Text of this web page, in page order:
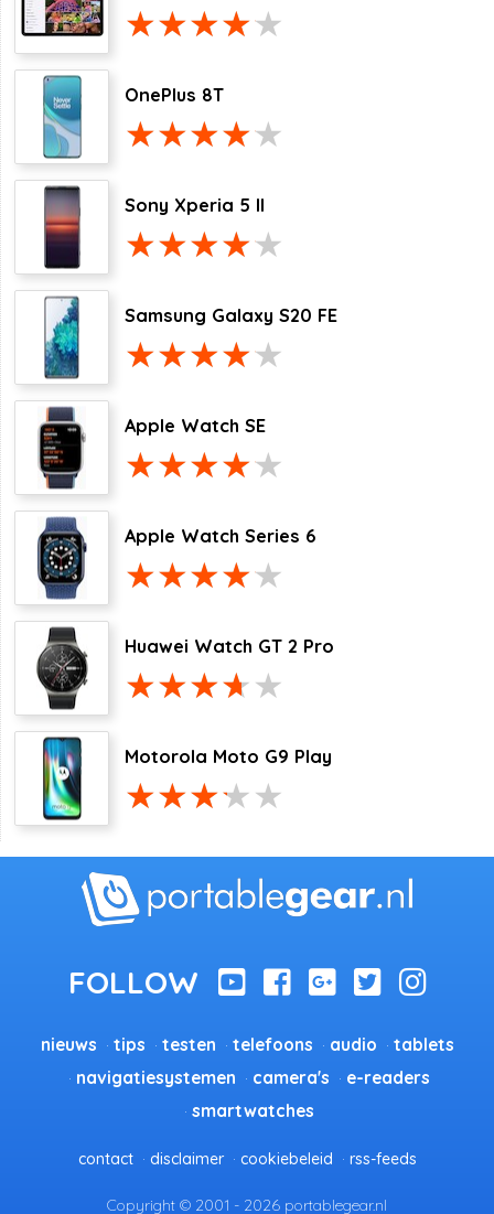
OnePlus 8T
Sony Xperia 5 II
Samsung Galaxy S20 FE
Apple Watch SE
Apple Watch Series 6
Huawei Watch GT 2 Pro
Motorola Moto G9 Play
nieuws tips testen telefoons audio
tablets
navigatiesystemen
camera's
e-readers
smartwatches
contact disclaimer cookiebeleid rss-feeds
Copyright © 2001 - 2026 portablegear.nl